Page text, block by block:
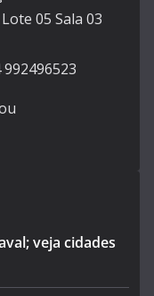
05 Sala 03
992496523
veja cidades